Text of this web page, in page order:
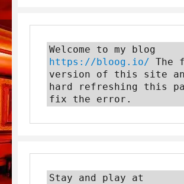
https://bloog.io/ The
version of this site
hard refreshing this
fix the error.